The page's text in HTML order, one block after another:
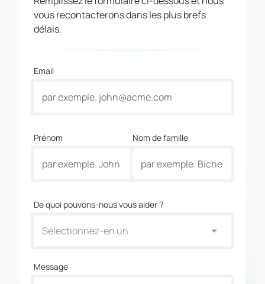
vous recontacterons dans les plus brefs
délais.
Email
Prénom Nom de famille
De quoi pouvons-nous vous aider ?
Sélectionnez-en un
Message